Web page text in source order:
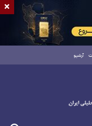
آرشیو
×